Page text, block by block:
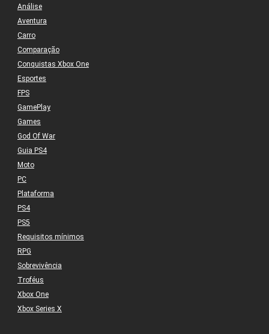
Análise
Aventura
Carro
Comparação
Conquistas Xbox One
Esportes
FPS
GamePlay
Games
God Of War
Guia PS4
Moto
PC
Plataforma
PS4
PS5
Requisitos mínimos
RPG
Sobrevivência
Troféus
Xbox One
Xbox Series X